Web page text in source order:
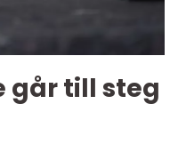
går till steg